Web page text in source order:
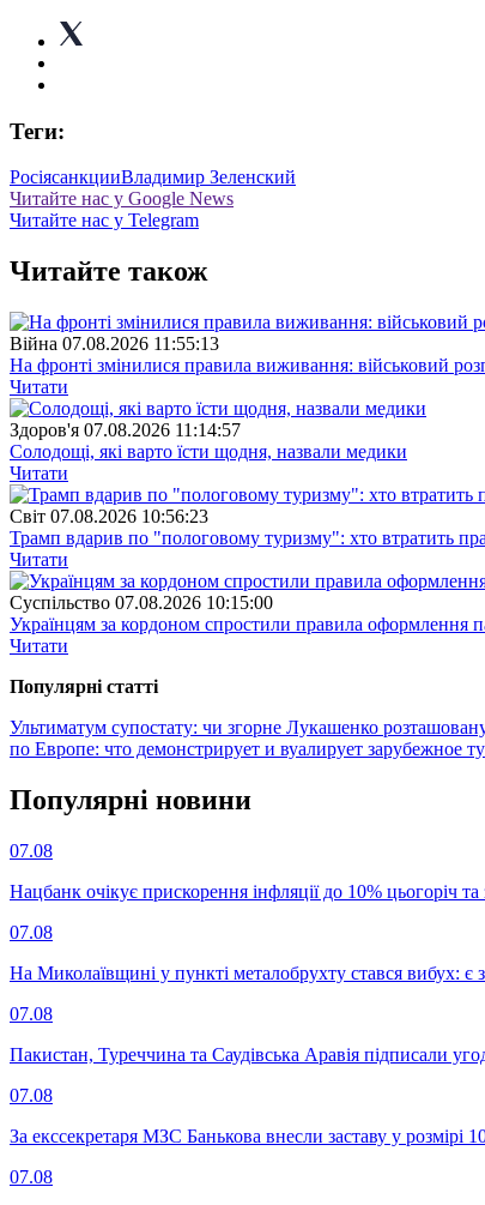
Теги:
РосіясанкцииВладимир Зеленский
Читайте нас у Google News
Читайте нас у Telegram
Читайте також
Війна 07.08.2026 11:55:13
На фронті змінилися правила виживання: військовий
Читати
Здоров'я 07.08.2026 11:14:57
Солодощі, які варто їсти щодня, назвали медики
Читати
Свiт 07.08.2026 10:56:23
Трамп вдарив по "пологовому туризму": хто втратить
Читати
Суспiльство 07.08.2026 10:15:00
Українцям за кордоном спростили правила оформлення
Читати
Популярнi статтi
Ультиматум супостату: чи згорне Лукашенко
по Европе: что демонстрирует и вуалирует зарубежное
Популярнi новини
07.08
Нацбанк очікує прискорення інфляції до 10% цьогоріч
07.08
На Миколаївщині у пункті металобрухту стався вибух: є
07.08
Пакистан, Туреччина та Саудівська Аравія підписали
07.08
За екссекретаря МЗС Банькова внесли заставу у розмірі
07.08